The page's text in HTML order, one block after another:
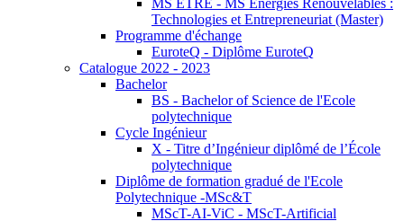
MS ETRE - MS Energies Renouvelables :
Technologies et Entrepreneuriat (Master)
Programme d'échange
EuroteQ - Diplôme EuroteQ
Catalogue 2022 - 2023
Bachelor
BS - Bachelor of Science de l'Ecole
polytechnique
Cycle Ingénieur
X - Titre d’Ingénieur diplômé de l’École
polytechnique
Diplôme de formation gradué de l'Ecole
Polytechnique -MSc&T
MScT-AI-ViC - MScT-Artificial